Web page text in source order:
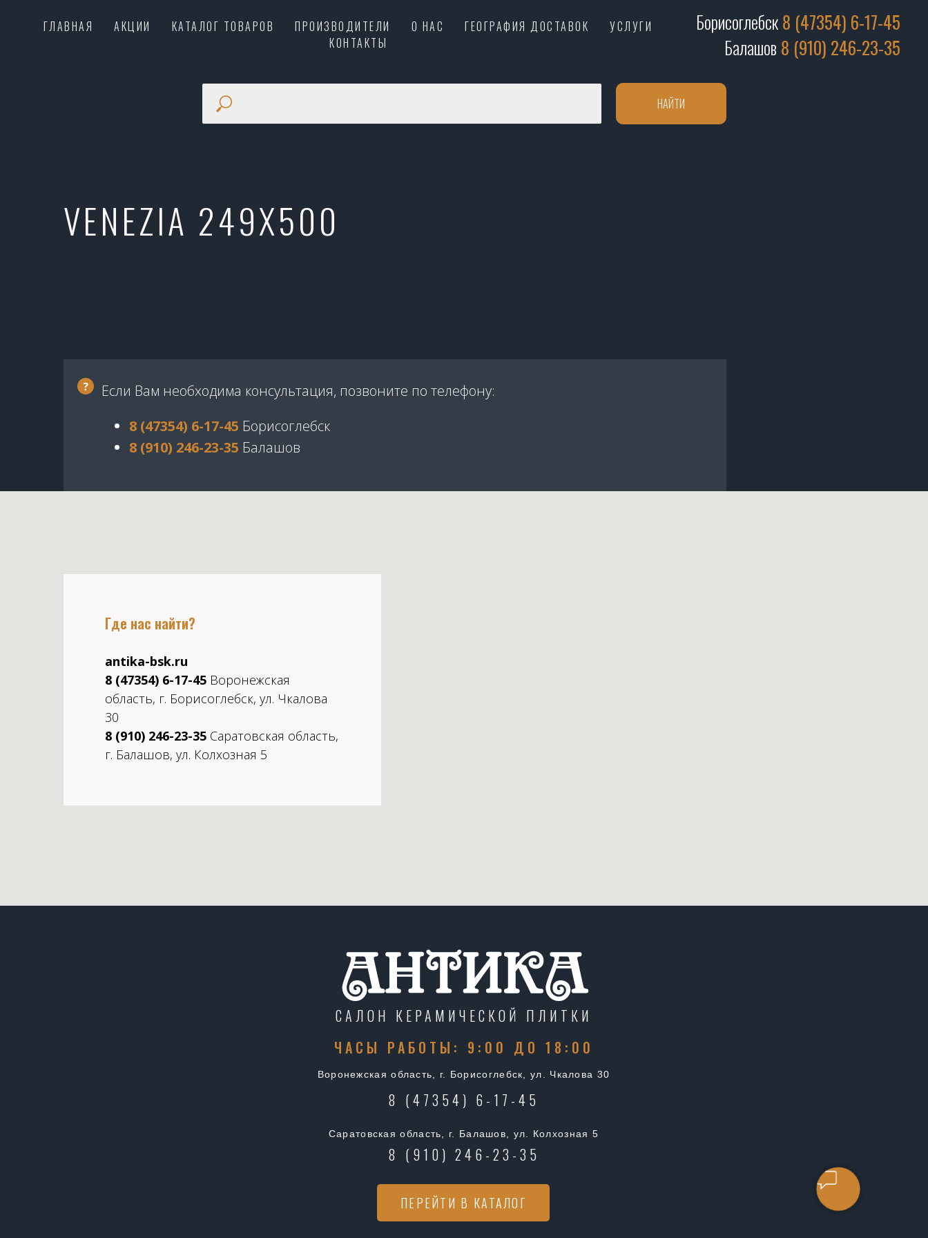
ГЛАВНАЯ АКЦИИ КАТАЛОГ ТОВАРОВ ПРОИЗВОДИТЕЛИ О НАС ГЕОГРАФИЯ ДОСТАВОК
УСЛУГИ
КОНТАКТЫ
Борисоглебск8 (47354) 6-17-45
Балашов 8 (910) 246-23-35
НАЙТИ
VENEZIA 249X500
Если Вам необходима консультация, позвоните по телефону:
8 (47354) 6-17-45 Борисоглебск
8 (910) 246-23-35 Балашов
Где нас найти?
antika-bsk.ru
8 (47354) 6-17-45 Воронежская
область, г. Борисоглебск, ул. Чкалова
30
8 (910) 246-23-35 Саратовская область,
г. Балашов, ул. Колхозная 5
САЛОН КЕРАМИЧЕСКОЙ ПЛИТКИ
Воронежская область, г. Борисоглебск, ул. Чкалова 30
Саратовская область, г. Балашов, ул. Колхозная 5
ПЕРЕЙТИ В КАТАЛОГ
ЧАСЫ РАБОТЫ: 9:00 ДО 18:00
8 (47354) 6-17-45
8 (910) 246-23-35